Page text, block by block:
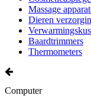
Massage
Dieren
Baardtrimmers
Thermometers
Computer